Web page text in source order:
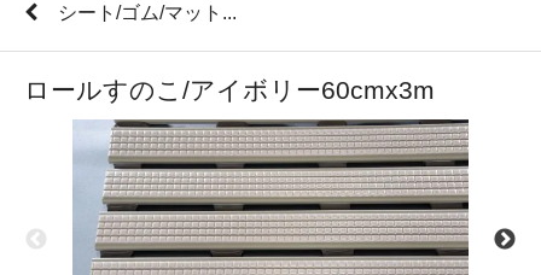
シート/ゴム/マット...
ロールすのこ/アイボリー60cmx3m